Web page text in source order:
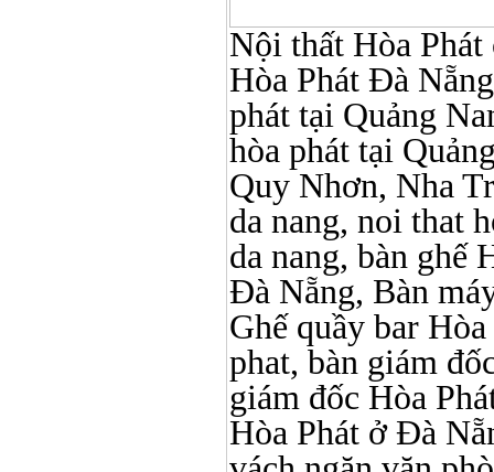
Nội thất Hòa
Hòa Phát Đà
phát tại Quảng
hòa phát tại
Quy Nhơn, Nha
da nang, noi that
da nang, bàn ghế
Đà Nẵng, Bàn
Ghế quầy bar
phat, bàn giám
giám đốc Hòa
Hòa Phát ở Đà